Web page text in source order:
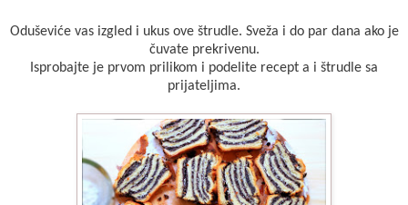
Oduševiće vas izgled i ukus ove štrudle. Sveža i do par dana ako je
čuvate prekrivenu.
Isprobajte je prvom prilikom i podelite recept a i štrudle sa
prijateljima.